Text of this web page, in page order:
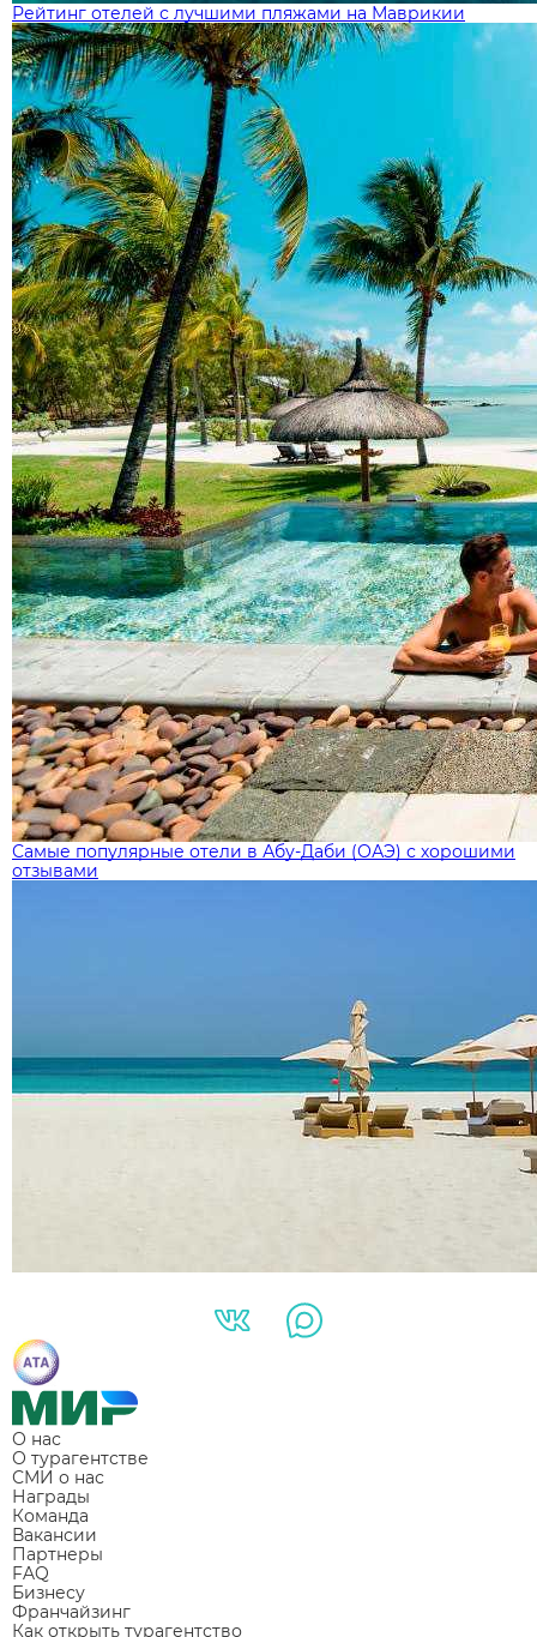
Рейтинг отелей с лучшими пляжами на Маврикии
Самые популярные отели в Абу-Даби (ОАЭ) с хорошими
отзывами
О нас
О турагентстве
СМИ о нас
Награды
Команда
Вакансии
Партнеры
FAQ
Бизнесу
Франчайзинг
Как открыть турагентство